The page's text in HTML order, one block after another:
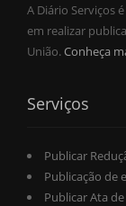
A Diário Serviços
em realizar
União.Conheça
Serviços
Publicar
Publicação de
Publicar Ata